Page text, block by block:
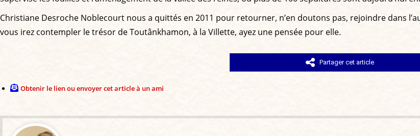
Christiane Desroche Noblecourt nous a quittés en 2011 pour retourner, n’en doutons pas, rejoindre dans
vous irez contempler le trésor de Toutânkhamon, à la Villette, ayez une pensée pour elle.
Partager cet article
Obtenir le lien ou envoyer cet article à un ami